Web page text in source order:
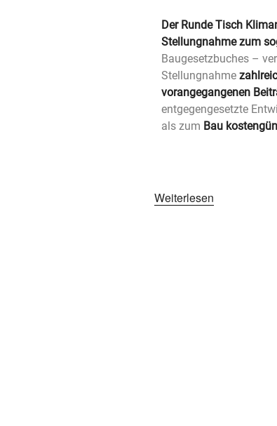
Der Runde Tisch
Stellungnahme zum
Baugesetzbuches –
Stellungnahme
vorangegangenen
entgegengesetzte
als zum Bau
Weiterlesen